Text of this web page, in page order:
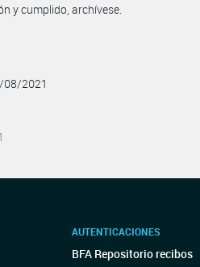
y cumplido, archívese.
08/2021
AUTENTICACIONES
BFA Repositorio recibos